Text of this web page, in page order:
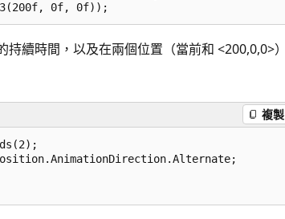
續時間，以及在兩個位置（當前和 <200,0,0>）
複製